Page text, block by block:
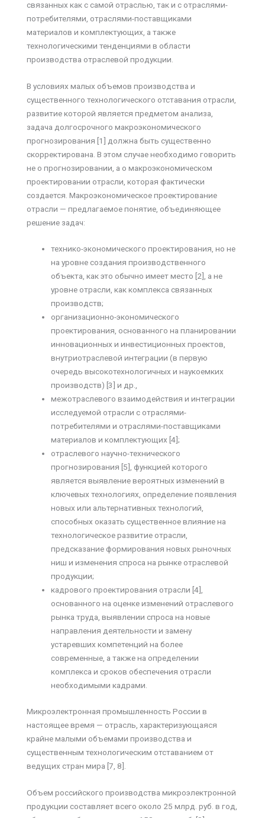
связанных как с самой отраслью, так и с отраслями-
потребителями, отраслями-поставщиками
материалов и комплектующих, а также
технологическими тенденциями в области
производства отраслевой продукции.
В условиях малых объемов производства и
существенного технологического отставания отрасли,
развитие которой является предметом анализа,
задача долгосрочного макроэкономического
прогнозирования [1] должна быть существенно
скорректирована. В этом случае необходимо говорить
не о прогнозировании, а о макроэкономическом
проектировании отрасли, которая фактически
создается. Макроэкономическое проектирование
отрасли — предлагаемое понятие, объединяющее
решение задач:
технико-экономического проектирования, но не
на уровне создания производственного
объекта, как это обычно имеет место [2], а не
уровне отрасли, как комплекса связанных
производств;
организационно-экономического
проектирования, основанного на планировании
инновационных и инвестиционных проектов,
внутриотраслевой интеграции (в первую
очередь высокотехнологичных и наукоемких
производств) [3] и др.,
межотраслевого взаимодействия и интеграции
исследуемой отрасли с отраслями-
потребителями и отраслями-поставщиками
материалов и комплектующих [4];
отраслевого научно-технического
прогнозирования [5], функцией которого
является выявление вероятных изменений в
ключевых технологиях, определение появления
новых или альтернативных технологий,
способных оказать существенное влияние на
технологическое развитие отрасли,
предсказание формирования новых рыночных
ниш и изменения спроса на рынке отраслевой
продукции;
кадрового проектирования отрасли [4],
основанного на оценке изменений отраслевого
рынка труда, выявлении спроса на новые
направления деятельности и замену
устаревших компетенций на более
современные, а также на определении
комплекса и сроков обеспечения отрасли
необходимыми кадрами.
Микроэлектронная промышленность России в
настоящее время — отрасль, характеризующаяся
крайне малыми объемами производства и
существенным технологическим отставанием от
ведущих стран мира [7, 8].
Объем российского производства микроэлектронной
продукции составляет всего около 25 млрд. руб. в год,